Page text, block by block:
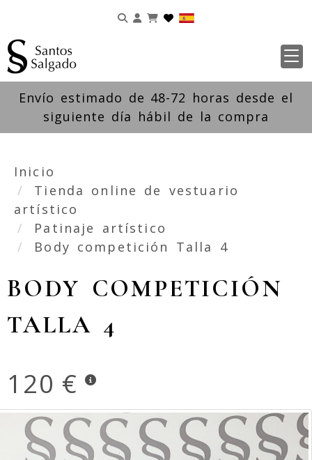
Identifícate
Envío estimado de 48-72 horas desde el
siguiente día hábil de la compra
Inicio
Tienda online de vestuario
artístico
Patinaje artístico
Body competición Talla 4
BODY COMPETICIÓN
TALLA 4
120 €